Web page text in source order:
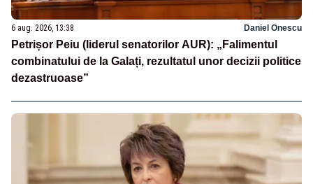
6 aug. 2026, 13:38 Daniel Onescu
Petrișor Peiu (liderul senatorilor AUR): „Falimentul
combinatului de la Galați, rezultatul unor decizii politice
dezastruoase”